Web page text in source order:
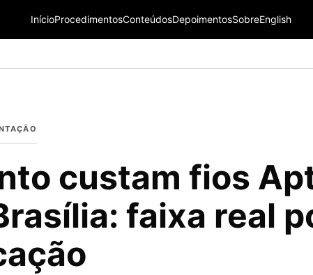
InícioProcedimentosConteúdosDepoimentosSobreEnglish
custam fios
faixa real